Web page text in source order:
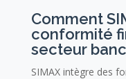
Comment
conformité
secteur
SIMAX intègre des